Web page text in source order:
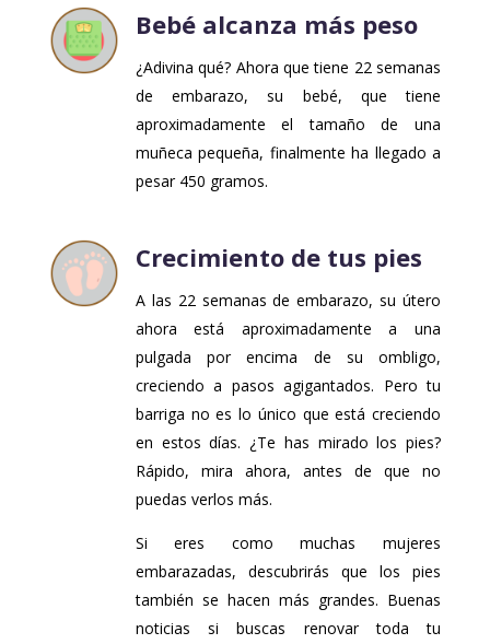
Bebé alcanza más peso
¿Adivina qué? Ahora que tiene 22 semanas
de embarazo, su bebé, que tiene
aproximadamente el tamaño de una
muñeca pequeña, finalmente ha llegado a
pesar 450 gramos.
Crecimiento de tus pies
A las 22 semanas de embarazo, su útero
ahora está aproximadamente a una
pulgada por encima de su ombligo,
creciendo a pasos agigantados. Pero tu
barriga no es lo único que está creciendo
en estos días. ¿Te has mirado los pies?
Rápido, mira ahora, antes de que no
puedas verlos más.
Si eres como muchas mujeres
embarazadas, descubrirás que los pies
también se hacen más grandes. Buenas
noticias si buscas renovar toda tu